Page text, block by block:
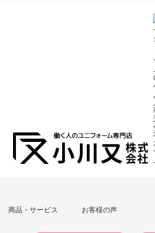
商品・サービス お客様の声